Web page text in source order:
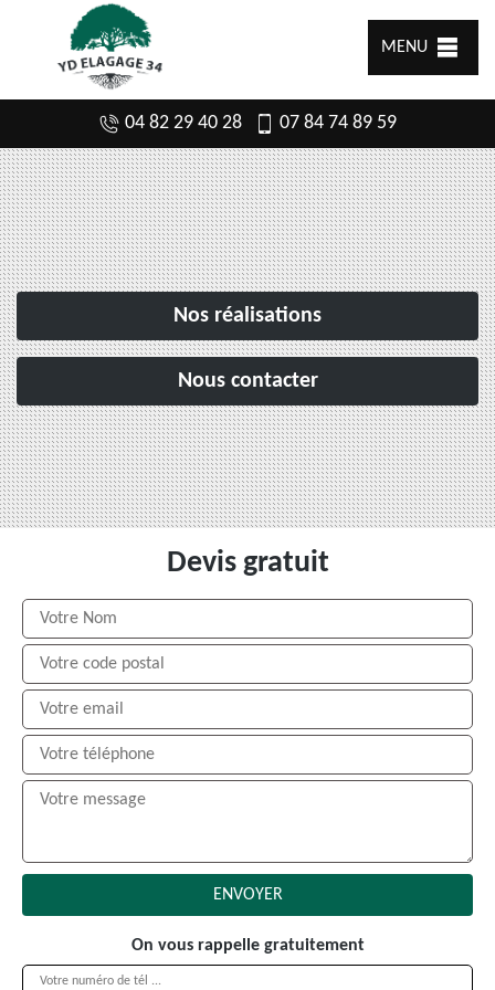
MENU
04 82 29 40 28 07 84 74 89 59
Nos réalisations
Nous contacter
Devis gratuit
On vous rappelle gratuitement